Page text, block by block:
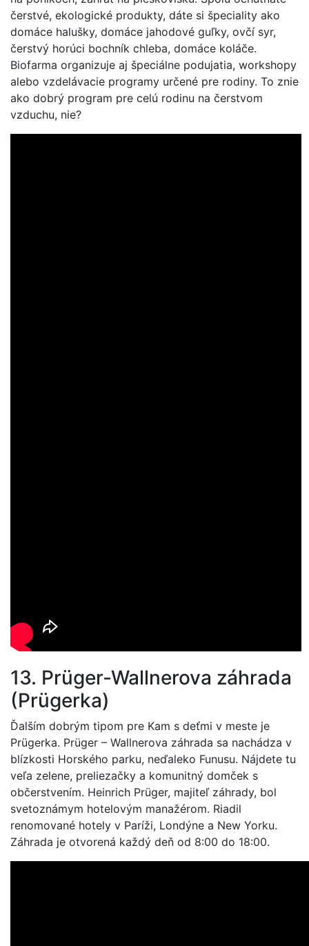
čerstvé, ekologické produkty, dáte si špeciality ako
domáce halušky, domáce jahodové guľky, ovčí syr,
čerstvý horúci bochník chleba, domáce koláče.
Biofarma organizuje aj špeciálne podujatia, workshopy
alebo vzdelávacie programy určené pre rodiny. To znie
ako dobrý program pre celú rodinu na čerstvom
vzduchu, nie?
13. Prüger-Wallnerova záhrada
(Prügerka)
Ďalším dobrým tipom pre Kam s deťmi v meste je
Prügerka. Prüger – Wallnerova záhrada sa nachádza v
blízkosti Horského parku, neďaleko Funusu. Nájdete tu
veľa zelene, preliezačky a komunitný domček s
občerstvením. Heinrich Prüger, majiteľ záhrady, bol
svetoznámym hotelovým manažérom. Riadil
renomované hotely v Paríži, Londýne a New Yorku.
Záhrada je otvorená každý deň od 8:00 do 18:00.